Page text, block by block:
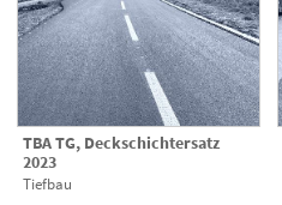
TBA TG, Deckschichtersatz
2023
Tiefbau